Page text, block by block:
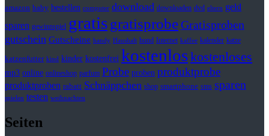
amazon baby bestellen computer download downloaden dvd eltern geld
sparen gewinnspiel gratisgratisprobeGratisproben
gutschein Gutscheine handy Haushalt hund Internet kaffee kalender katze
katzenfutter kind kinder kostenfrei kostenloskostenloses
mp3 online onlineshop parfum Probe proben produktprobe
produktproben rabatt Schnäppchen shop smartphone sms sparen
spielen testen weihnachten
Seiten